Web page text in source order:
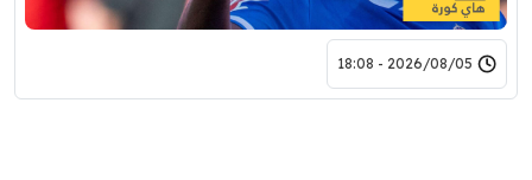
2026/08/05 - 18:08